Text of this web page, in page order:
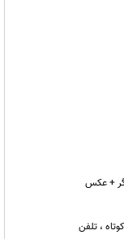
+ عکس
، تلفن